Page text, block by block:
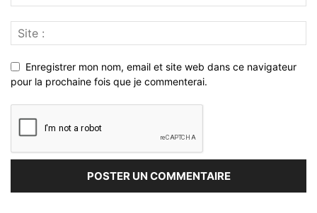
Enregistrer mon nom, email et site web dans ce navigateur
pour la prochaine fois que je commenterai.